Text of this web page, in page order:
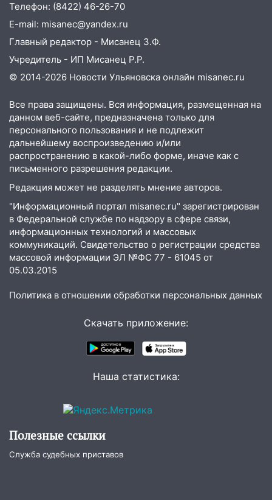
03:30
Гороскоп на 7 августа: пятница
принесет прилив творческой энергии и
отличные шансы исправить старые
ошибки
06.08.2026
Ульяновской области
20:04 Ульяновцев приглашают на забег,
посвящённый Дню воздушного флота
России
19:12 В Ульяновской области
руководителя частной компании
наказали за сокрытие прошлого своего
сотрудник
18:02 В Ульяновск едут звезды
баскетбола!
17:08 Ульяновский областной суд
оставил в силе приговор руководству
«УльяновскФармации» за махинации на
Ветераны легкой атлетики из
Ульяновска успешно выступили на
более 28% площадей зерновых и
зернобобовых культур
15:51 Бросила кирпич в жену брата: в
Ульяновской области завели дело на
агрессивную женщину
Телефон: (8422) 46-26-70
E-mail: misanec@yandex.ru
Главный редактор - Мисанец З.Ф.
Учредитель - ИП Мисанец Р.Р.
© 2014-2026 Новости Ульяновска онлайн misanec.ru
Все права защищены. Вся информация, размещенная на
данном веб-сайте, предназначена только для
персонального пользования и не подлежит
дальнейшему воспроизведению и/или
распространению в какой-либо форме, иначе как с
письменного разрешения редакции.
Редакция может не разделять мнение авторов.
"Информационный портал misanec.ru" зарегистрирован
в Федеральной службе по надзору в сфере связи,
информационных технологий и массовых
коммуникаций. Свидетельство о регистрации средства
массовой информации ЭЛ №ФС 77 - 61045 от
05.03.2015
Политика в отношении обработки персональных данных
Скачать приложение:
Наша статистика:
Полезные ссылки
Служба судебных приставов